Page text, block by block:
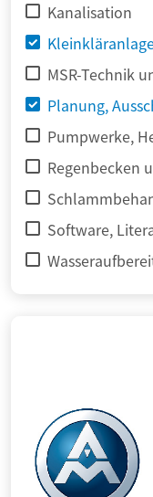
Kanalisation
MSR-Technik
Planung,
Pumpwerke,
Regenbecken
Software,